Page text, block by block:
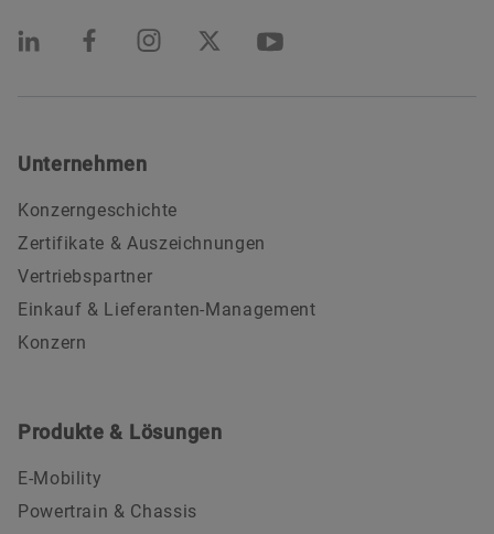
Unternehmen
Konzerngeschichte
Zertifikate & Auszeichnungen
Vertriebspartner
Einkauf & Lieferanten-Management
Konzern
Produkte & Lösungen
E-Mobility
Powertrain & Chassis